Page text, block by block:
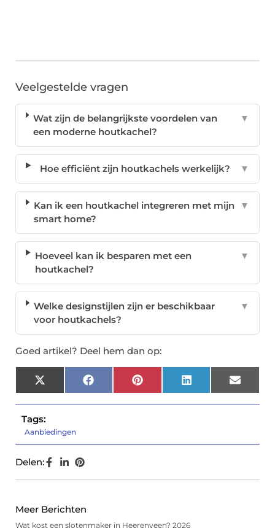
Veelgestelde vragen
Wat zijn de belangrijkste voordelen van
een moderne houtkachel?
▼
Hoe efficiënt zijn houtkachels werkelijk? ▼
Kan ik een houtkachel integreren met mijn
smart home?
▼
Hoeveel kan ik besparen met een
houtkachel?
▼
Welke designstijlen zijn er beschikbaar
voor houtkachels?
▼
Goed artikel? Deel hem dan op:
X
(Twitter)
FacebookPinterest LinkedIn Email
Tags:
Aanbiedingen
Delen:
Meer Berichten
Wat kost een slotenmaker in Heerenveen? 2026